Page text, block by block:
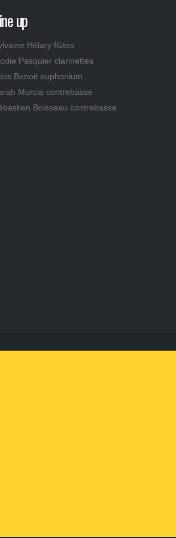
up
Hélary flûtes
Pasquier clarinettes
Benoit euphonium
Murcia contrebasse
Boisseau contrebasse